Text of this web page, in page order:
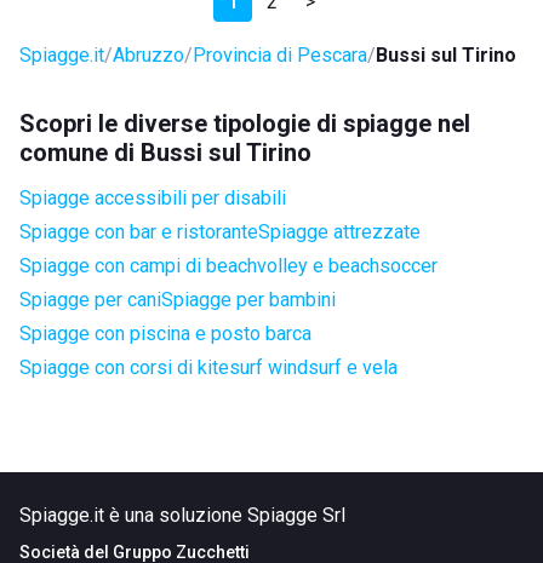
Spiagge.it Abruzzo Provincia di Pescara Bussi sul Tirino
Scopri le diverse tipologie di spiagge nel
comune di Bussi sul Tirino
Spiagge accessibili per disabili
Spiagge con bar e ristoranteSpiagge attrezzate
Spiagge con campi di beachvolley e beachsoccer
Spiagge per caniSpiagge per bambini
Spiagge con piscina e posto barca
Spiagge con corsi di kitesurf windsurf e vela
Spiagge.it è una soluzione Spiagge Srl
Società del Gruppo Zucchetti